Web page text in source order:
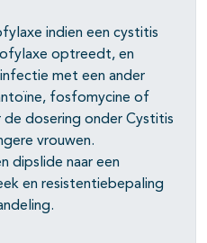
indien een cystitis
optreedt, en
met een ander
fosfomycine of
dosering onder Cystitis
vrouwen.
dipslide naar een
en resistentiebepaling